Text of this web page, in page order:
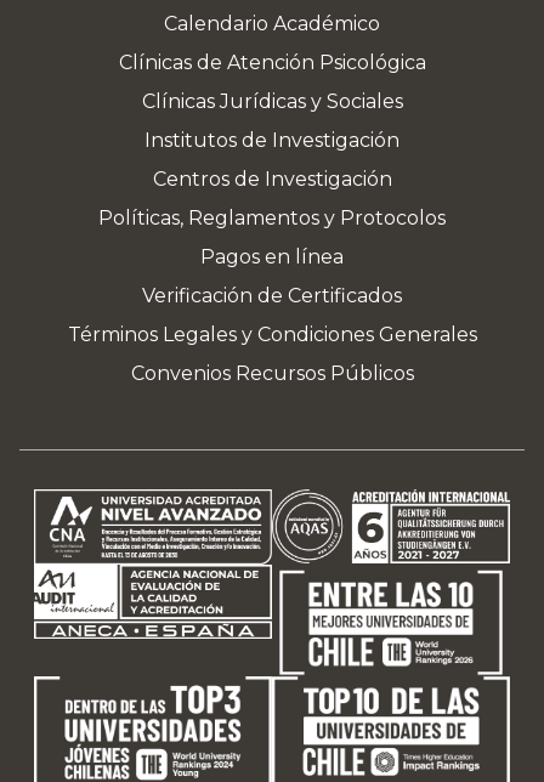
Calendario Académico
Clínicas de Atención Psicológica
Clínicas Jurídicas y Sociales
Institutos de Investigación
Centros de Investigación
Políticas, Reglamentos y Protocolos
Pagos en línea
Verificación de Certificados
Términos Legales y Condiciones Generales
Convenios Recursos Públicos